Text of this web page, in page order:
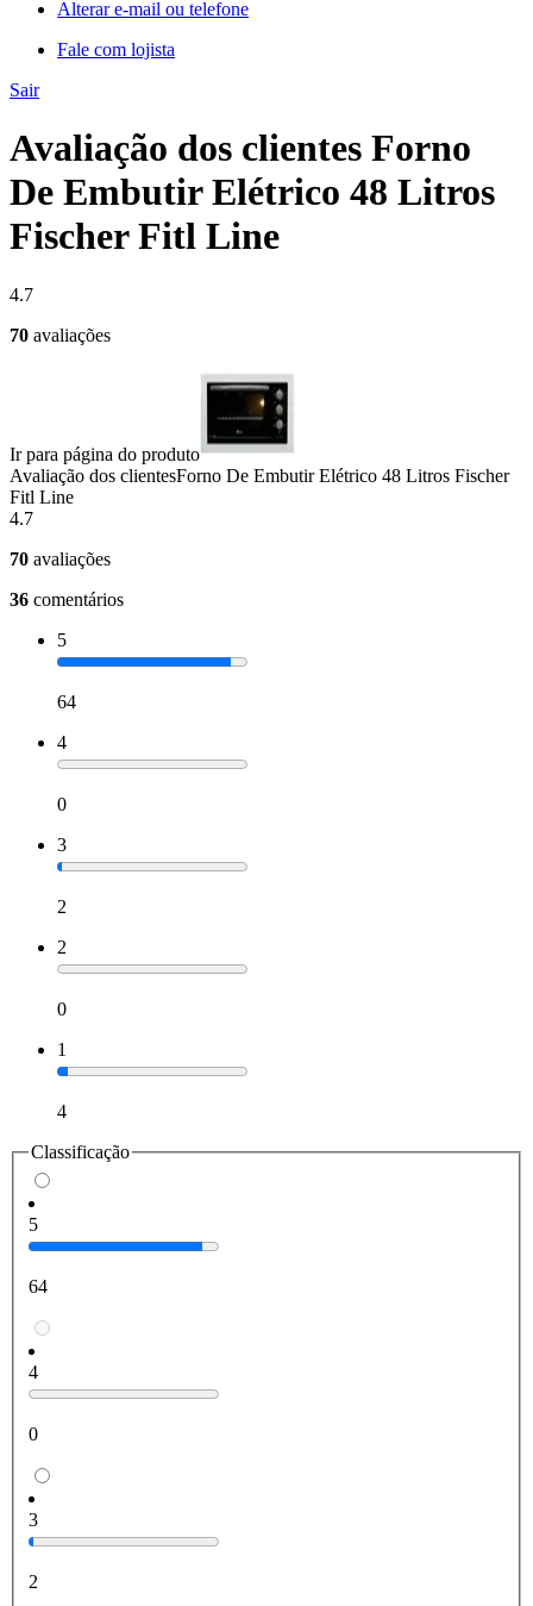
Alterar e-mail ou telefone
Fale com lojista
Sair
Avaliação dos clientes Forno
De Embutir Elétrico 48 Litros
Fischer Fitl Line
4.7
70 avaliações
Ir para página do produto
Avaliação dos clientesForno De Embutir Elétrico 48 Litros Fischer
Fitl Line
4.7
70 avaliações
36 comentários
5
64
4
0
3
2
2
0
1
4
Classificação
5
64
4
0
3
2